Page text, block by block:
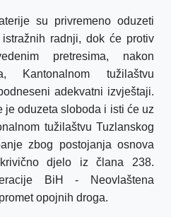
su privremeno oduzeti
radnji, dok će protiv
pretresima, nakon
Kantonalnom tužilaštvu
adekvatni izvještaji.
je oduzeta sloboda i isti će uz
tužilaštvu Tuzlanskog
zbog postojanja osnova
djelo iz člana 238.
BiH - Neovlaštena
opojnih droga.